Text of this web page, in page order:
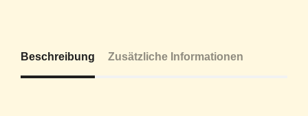
Beschreibung Zusätzliche Informationen